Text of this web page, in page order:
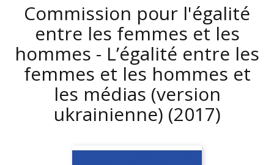
Commission pour l'égalité
entre les femmes et les
hommes - L’égalité entre les
femmes et les hommes et
les médias (version
ukrainienne) (2017)